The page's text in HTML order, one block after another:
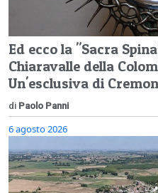
Ed ecco la "Sacra
Chiaravalle della
Un'esclusiva di
di Paolo Panni
6 agosto 2026